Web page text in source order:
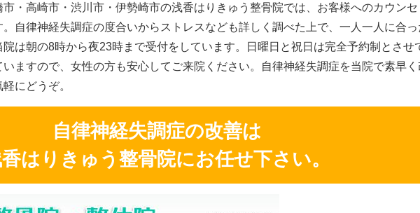
・高崎市・渋川市・伊勢崎市の浅香はりきゅう整骨院では、お客様へのカウン
自律神経失調症の度合いからストレスなども詳しく調べた上で、一人一人に合っ
は朝の8時から夜23時まで受付をしています。日曜日と祝日は完全予約制とさせ
ますので、女性の方も安心してご来院ください。自律神経失調症を当院で素早く
にどうぞ。
自律神経失調症の改善は
はりきゅう整骨院にお任せ下さい。